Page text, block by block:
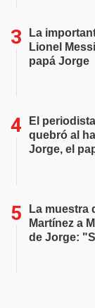
La
Lionel
papá Jorge
El
quebró al
Jorge, el
La muestra
Martínez a
de Jorge: